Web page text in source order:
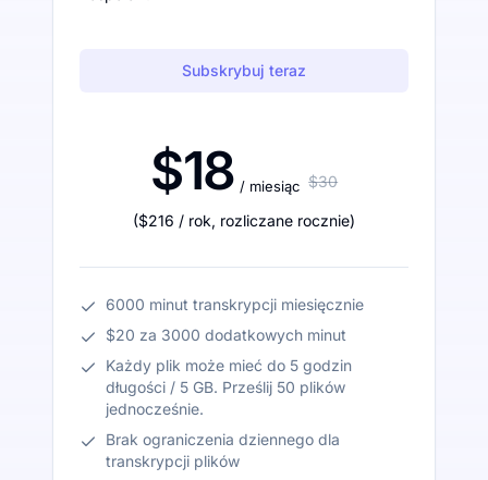
Subskrybuj teraz
$18 / miesiąc $30
($216 / rok, rozliczane rocznie)
6000 minut transkrypcji miesięcznie
$20 za 3000 dodatkowych minut
Każdy plik może mieć do 5 godzin
długości / 5 GB. Prześlij 50 plików
jednocześnie.
Brak ograniczenia dziennego dla
transkrypcji plików